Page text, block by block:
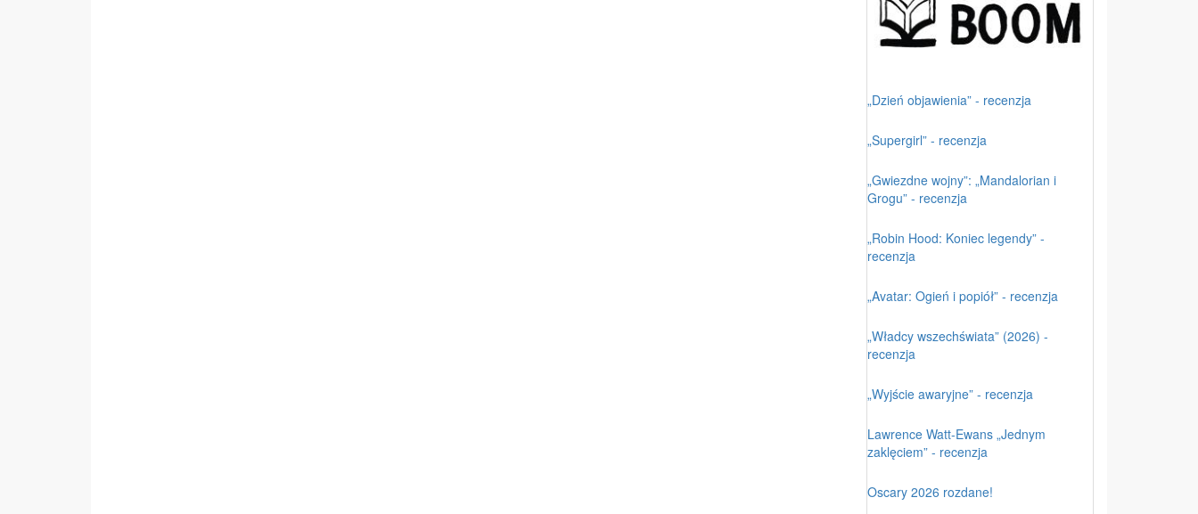
„Dzień objawienia” - recenzja
„Supergirl” - recenzja
„Gwiezdne wojny”: „Mandalorian i
Grogu” - recenzja
„Robin Hood: Koniec legendy” -
recenzja
„Avatar: Ogień i popiół” - recenzja
„Władcy wszechświata” (2026) -
recenzja
„Wyjście awaryjne” - recenzja
Lawrence Watt-Ewans „Jednym
zaklęciem” - recenzja
Oscary 2026 rozdane!